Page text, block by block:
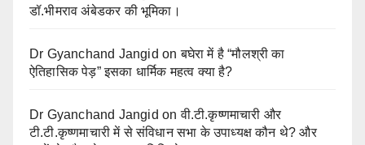
डॉ.भीमराव अंबेडकर की भूमिका।
Dr Gyanchand Jangid onबघेरा में है “मौलश्री का
ऐतिहासिक पेड़” इसका धार्मिक महत्व क्या है?
Dr Gyanchand Jangid onवी.टी.कृष्णमाचारी और
टी.टी.कृष्णमाचारी में से संविधान सभा के उपाध्यक्ष कौन थे? और